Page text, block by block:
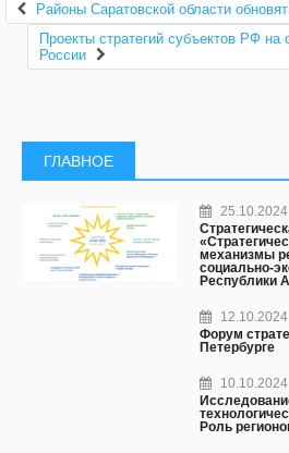
Районы Саратовской области
Проекты стратегий субъектов РФ на
России
ГЛАВНОЕ
25.10.2024
механизмы
социально-
Республики
12.10.2024
Форум
Петербурге
10.10.2024
Роль